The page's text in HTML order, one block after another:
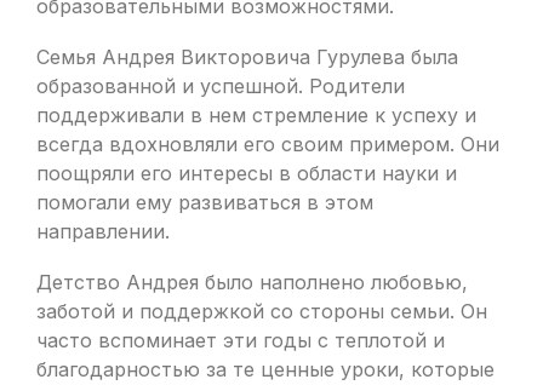
образовательными возможностями.
Семья Андрея Викторовича Гурулева была
образованной и успешной. Родители
поддерживали в нем стремление к успеху и
всегда вдохновляли его своим примером. Они
поощряли его интересы в области науки и
помогали ему развиваться в этом
направлении.
Детство Андрея было наполнено любовью,
заботой и поддержкой со стороны семьи. Он
часто вспоминает эти годы с теплотой и
благодарностью за те ценные уроки, которые